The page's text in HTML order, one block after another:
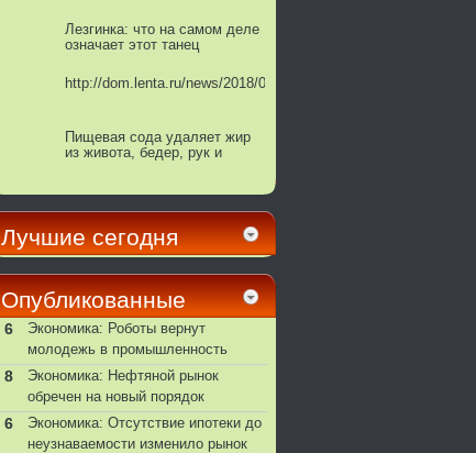
Лезгинка: что на самом деле
означает этот танец
http://dom.lenta.ru/news/2018/02/26/mortgagestats/
Пищевая сода удаляет жир
из живота, бедер, рук и
Лучшие сегодня
Опубликованные
6
Экономика: Роботы вернут
молодежь в промышленность
8
Экономика: Нефтяной рынок
обречен на новый порядок
6
Экономика: Отсутствие ипотеки до
неузнаваемости изменило рынок